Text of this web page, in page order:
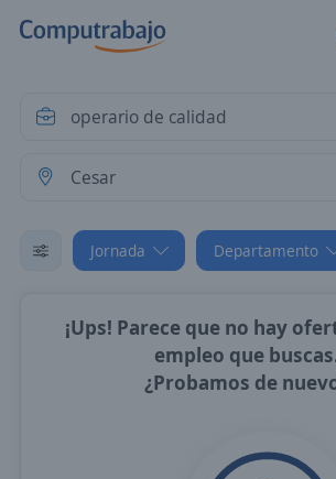
Jornada Departamento
¡Ups! Parece que no hay
empleo que
¿Probamos de